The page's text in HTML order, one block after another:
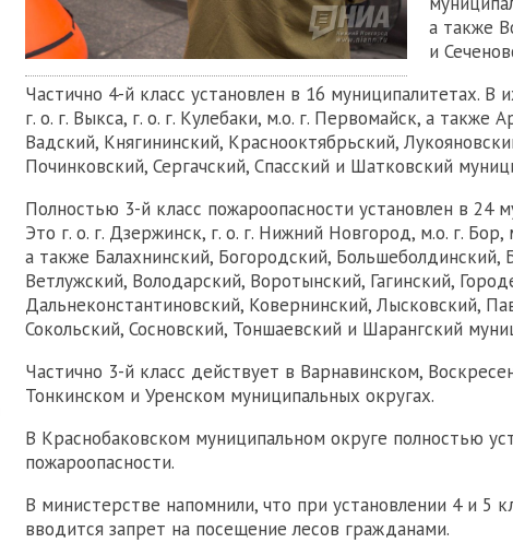
а также
и
Частично 4-й класс установлен в 16 муниципалитетах. В
г. о. г. Выкса, г. о. г. Кулебаки, м.о. г. Первомайск, а также
Вадский, Княгининский, Краснооктябрьский,
Починковский, Сергачский, Спасский и Шатковский
Полностью 3-й класс пожароопасности установлен в 24
Это г. о. г. Дзержинск, г. о. г. Нижний Новгород, м.о. г. Бор,
а также Балахнинский, Богородский, Большеболдинский,
Ветлужский, Володарский, Воротынский, Гагинский,
Дальнеконстантиновский, Ковернинский, Лысковский,
Сокольский, Сосновский, Тоншаевский и Шарангский
Частично 3-й класс действует в Варнавинском,
Тонкинском и Уренском муниципальных округах.
В Краснобаковском муниципальном округе полностью
пожароопасности.
В министерстве напомнили, что при установлении 4 и 5
вводится запрет на посещение лесов гражданами.